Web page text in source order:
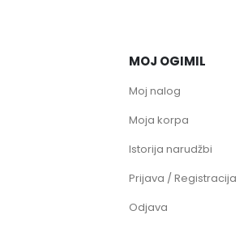
MOJ OGIMIL
Moj nalog
Moja korpa
Istorija narudžbi
Prijava / Registracija
Odjava